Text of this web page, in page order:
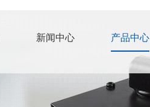
新闻中心 产品中心